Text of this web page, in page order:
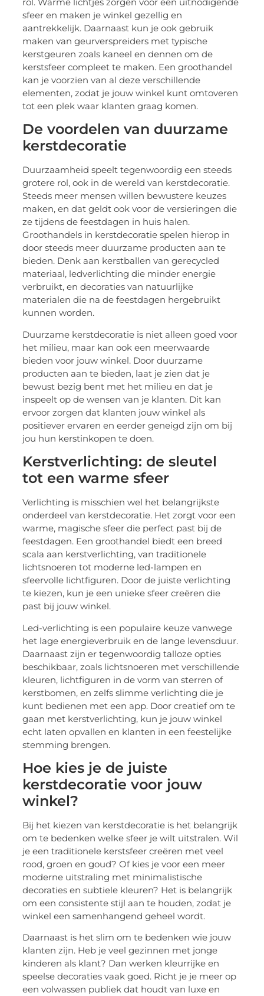
sfeer en maken je winkel gezellig en
aantrekkelijk. Daarnaast kun je ook gebruik
maken van geurverspreiders met typische
kerstgeuren zoals kaneel en dennen om de
kerstsfeer compleet te maken. Een groothandel
kan je voorzien van al deze verschillende
elementen, zodat je jouw winkel kunt omtoveren
tot een plek waar klanten graag komen.
De voordelen van duurzame
kerstdecoratie
Duurzaamheid speelt tegenwoordig een steeds
grotere rol, ook in de wereld van kerstdecoratie.
Steeds meer mensen willen bewustere keuzes
maken, en dat geldt ook voor de versieringen die
ze tijdens de feestdagen in huis halen.
Groothandels in kerstdecoratie spelen hierop in
door steeds meer duurzame producten aan te
bieden. Denk aan kerstballen van gerecycled
materiaal, ledverlichting die minder energie
verbruikt, en decoraties van natuurlijke
materialen die na de feestdagen hergebruikt
kunnen worden.
Duurzame kerstdecoratie is niet alleen goed voor
het milieu, maar kan ook een meerwaarde
bieden voor jouw winkel. Door duurzame
producten aan te bieden, laat je zien dat je
bewust bezig bent met het milieu en dat je
inspeelt op de wensen van je klanten. Dit kan
ervoor zorgen dat klanten jouw winkel als
positiever ervaren en eerder geneigd zijn om bij
jou hun kerstinkopen te doen.
Kerstverlichting: de sleutel
tot een warme sfeer
Verlichting is misschien wel het belangrijkste
onderdeel van kerstdecoratie. Het zorgt voor een
warme, magische sfeer die perfect past bij de
feestdagen. Een groothandel biedt een breed
scala aan kerstverlichting, van traditionele
lichtsnoeren tot moderne led-lampen en
sfeervolle lichtfiguren. Door de juiste verlichting
te kiezen, kun je een unieke sfeer creëren die
past bij jouw winkel.
Led-verlichting is een populaire keuze vanwege
het lage energieverbruik en de lange levensduur.
Daarnaast zijn er tegenwoordig talloze opties
beschikbaar, zoals lichtsnoeren met verschillende
kleuren, lichtfiguren in de vorm van sterren of
kerstbomen, en zelfs slimme verlichting die je
kunt bedienen met een app. Door creatief om te
gaan met kerstverlichting, kun je jouw winkel
echt laten opvallen en klanten in een feestelijke
stemming brengen.
Hoe kies je de juiste
kerstdecoratie voor jouw
winkel?
Bij het kiezen van kerstdecoratie is het belangrijk
om te bedenken welke sfeer je wilt uitstralen. Wil
je een traditionele kerstsfeer creëren met veel
rood, groen en goud? Of kies je voor een meer
moderne uitstraling met minimalistische
decoraties en subtiele kleuren? Het is belangrijk
om een consistente stijl aan te houden, zodat je
winkel een samenhangend geheel wordt.
Daarnaast is het slim om te bedenken wie jouw
klanten zijn. Heb je veel gezinnen met jonge
kinderen als klant? Dan werken kleurrijke en
speelse decoraties vaak goed. Richt je je meer op
een volwassen publiek dat houdt van luxe en